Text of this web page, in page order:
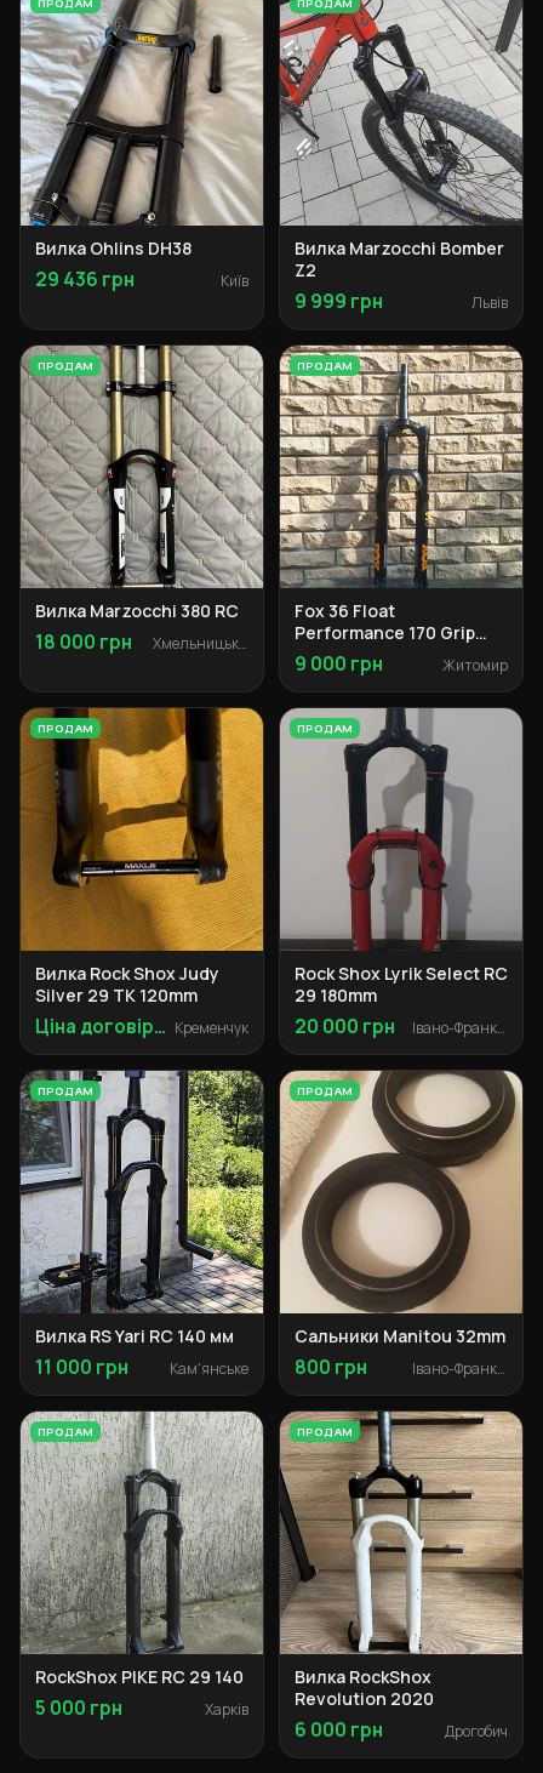
Вилка Ohlins DH38
29 436 грн Київ
Вилка Marzocchi Bomber
Z2
9 999 грн Львів
ПРОДАМ
Вилка Marzocchi 380 RC
18 000 грн Хмельницький
ПРОДАМ
Fox 36 Float
Performance 170 Grip
Boost передня вилка
9 000 грн Житомир
ПРОДАМ
Вилка Rock Shox Judy
Silver 29 TK 120mm
Ціна договірна Кременчук
ПРОДАМ
Rock Shox Lyrik Select RC
29 180mm
20 000 грн Івано-Франківськ
ПРОДАМ
Вилка RS Yari RC 140 мм
11 000 грн Кам'янське
ПРОДАМ
Сальники Manitou 32mm
800 грн Івано-Франківськ
ПРОДАМ
RockShox PIKE RC 29 140
5 000 грн Харків
ПРОДАМ
Вилка RockShox
Revolution 2020
6 000 грн Дрогобич